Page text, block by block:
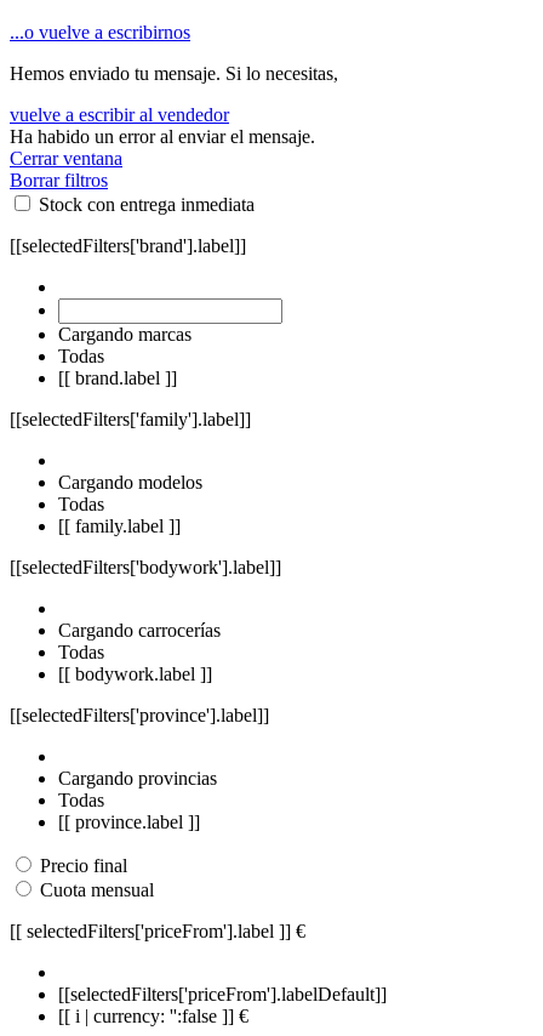
...o vuelve a escribirnos
Hemos enviado tu mensaje. Si lo necesitas,
vuelve a escribir al vendedor
Ha habido un error al enviar el mensaje.
Cerrar ventana
Borrar filtros
Stock con entrega inmediata
[[selectedFilters['brand'].label]]
Cargando marcas
Todas
[[ brand.label ]]
[[selectedFilters['family'].label]]
Cargando modelos
Todas
[[ family.label ]]
[[selectedFilters['bodywork'].label]]
Cargando carrocerías
Todas
[[ bodywork.label ]]
[[selectedFilters['province'].label]]
Cargando provincias
Todas
[[ province.label ]]
Precio final
Cuota mensual
[[ selectedFilters['priceFrom'].label ]] €
[[selectedFilters['priceFrom'].labelDefault]]
[[ i | currency: '':false ]] €